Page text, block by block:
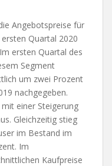
Angebotspreise für
Quartal 2020
ersten Quartal des
Segment
um zwei Prozent
nachgegeben.
einer Steigerung
Gleichzeitig stieg
im Bestand im
Im
Kaufpreise